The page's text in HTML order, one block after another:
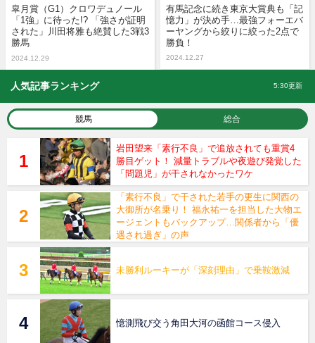
皐月賞（G1）クロワデュノール
「1強」に待った!? 「強さが証明
された」川田将雅も絶賛した3戦3
勝馬
2024.12.29
有馬記念に続き東京大賞典も「記
憶力」が決め手…最強フォーエバ
ーヤングから絞りに絞った2点で
勝負！
2024.12.27
人気記事ランキング 5:30更新
競馬 総合
岩田望来「素行不良」で追放されても重賞4
勝目ゲット！ 減量トラブルや夜遊び発覚した
「問題児」が干されなかったワケ
「素行不良」で干された若手の更生に関西の
大御所が名乗り！ 福永祐一を担当した大物エ
ージェントもバックアップ…関係者から「優
遇され過ぎ」の声
未勝利ルーキーが「深刻理由」で乗鞍激減
憶測飛び交う角田大河の函館コース侵入